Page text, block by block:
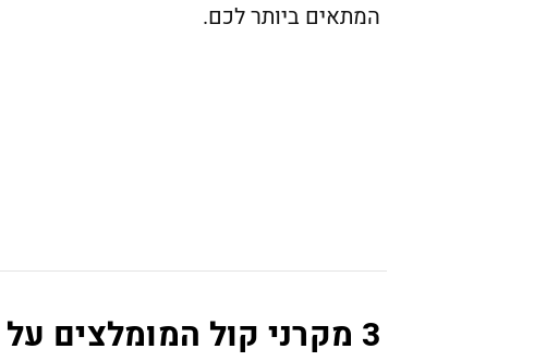
המתאים ביותר לכם.
3 מקרני קול המומלצים על ידי המומחים שלנו